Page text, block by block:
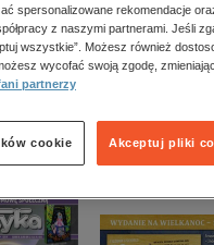
spersonalizowane rekomendacje
z naszymi partnerami. Jeśli
wszystkie”. Możesz również
wycofać swoją zgodę,
partnerzy
Akceptuj pliki
cookie